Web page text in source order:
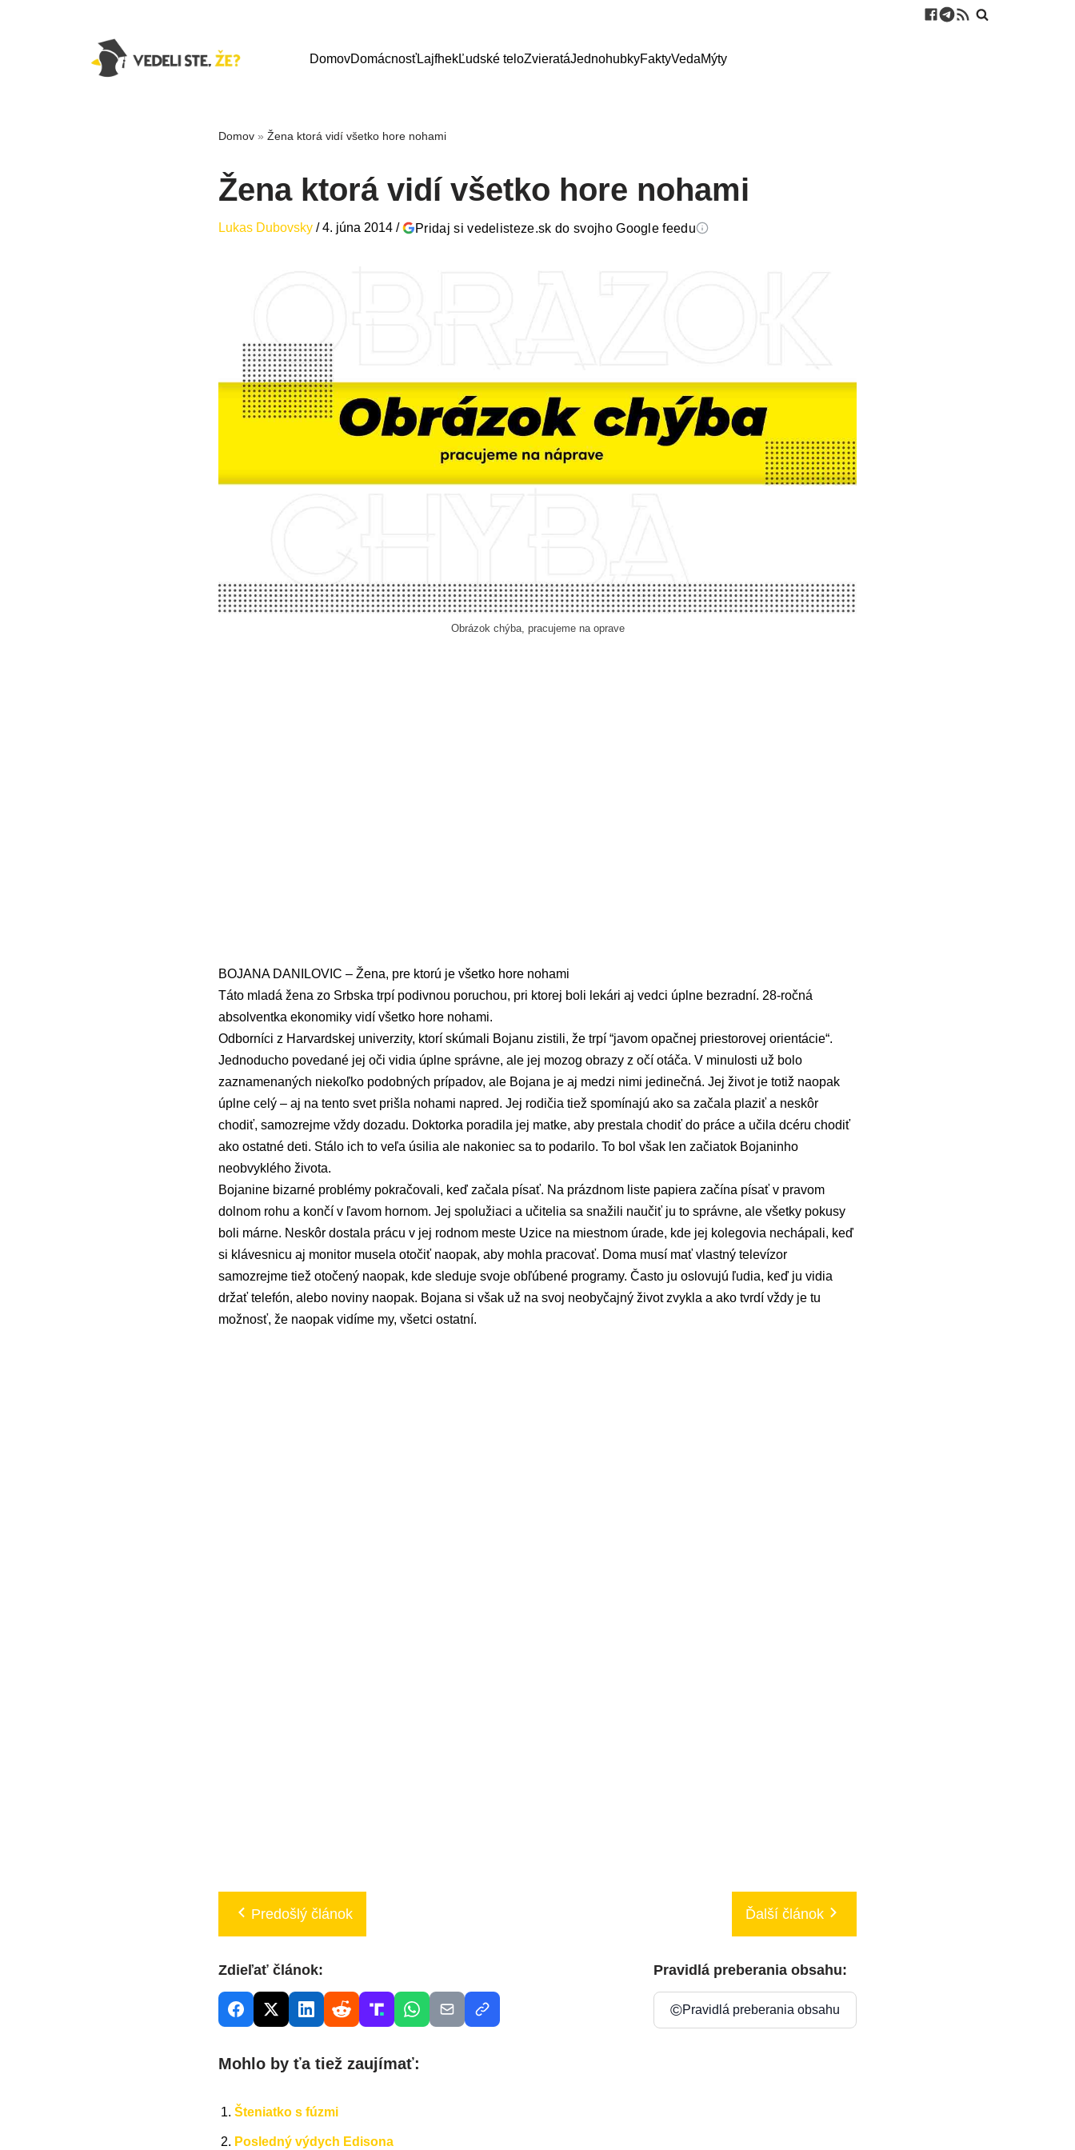
DomovDomácnosťLajfhekĽudské teloZvieratáJednohubkyFaktyVedaMýty
Domov » Žena ktorá vidí všetko hore nohami
Žena ktorá vidí všetko hore nohami
Lukas Dubovsky /4. júna 2014 / Pridaj si vedelisteze.sk do svojho Google feedu
Obrázok chýba, pracujeme na oprave
BOJANA DANILOVIC – Žena, pre ktorú je všetko hore nohami
Táto mladá žena zo Srbska trpí podivnou poruchou, pri ktorej boli lekári aj vedci úplne bezradní. 28-ročná
absolventka ekonomiky vidí všetko hore nohami.
Odborníci z Harvardskej univerzity, ktorí skúmali Bojanu zistili, že trpí “javom opačnej priestorovej orientácie“.
Jednoducho povedané jej oči vidia úplne správne, ale jej mozog obrazy z očí otáča. V minulosti už bolo
zaznamenaných niekoľko podobných prípadov, ale Bojana je aj medzi nimi jedinečná. Jej život je totiž naopak
úplne celý – aj na tento svet prišla nohami napred. Jej rodičia tiež spomínajú ako sa začala plaziť a neskôr
chodiť, samozrejme vždy dozadu. Doktorka poradila jej matke, aby prestala chodiť do práce a učila dcéru chodiť
ako ostatné deti. Stálo ich to veľa úsilia ale nakoniec sa to podarilo. To bol však len začiatok Bojaninho
neobvyklého života.
Bojanine bizarné problémy pokračovali, keď začala písať. Na prázdnom liste papiera začína písať v pravom
dolnom rohu a končí v ľavom hornom. Jej spolužiaci a učitelia sa snažili naučiť ju to správne, ale všetky pokusy
boli márne. Neskôr dostala prácu v jej rodnom meste Uzice na miestnom úrade, kde jej kolegovia nechápali, keď
si klávesnicu aj monitor musela otočiť naopak, aby mohla pracovať. Doma musí mať vlastný televízor
samozrejme tiež otočený naopak, kde sleduje svoje obľúbené programy. Často ju oslovujú ľudia, keď ju vidia
držať telefón, alebo noviny naopak. Bojana si však už na svoj neobyčajný život zvykla a ako tvrdí vždy je tu
možnosť, že naopak vidíme my, všetci ostatní.
Predošlý článok Ďalší článok
Zdieľať článok: Pravidlá preberania obsahu:
©Pravidlá preberania obsahu
Mohlo by ťa tiež zaujímať:
Šteniatko s fúzmi
Posledný výdych Edisona